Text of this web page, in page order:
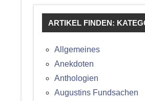
ARTIKEL FINDEN:
Allgemeines
Anekdoten
Anthologien
Augustins Fundsachen